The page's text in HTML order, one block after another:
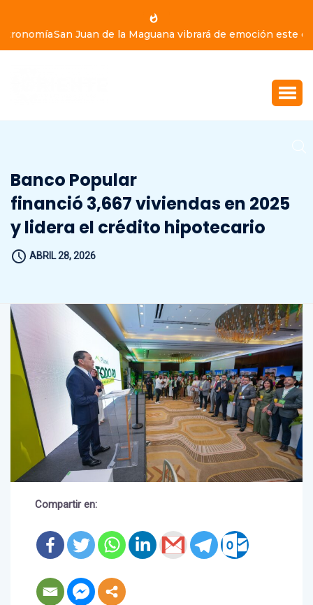
San Juan de la Maguana vibrará de emoción este domingo
9 de agosto, con Yiyo Sarante, Eddy Herrera y Bulín 47
Banco Popular
financió 3,667 viviendas en 2025
y lidera el crédito hipotecario